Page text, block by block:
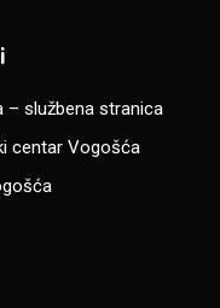
– službena stranica
centar Vogošća